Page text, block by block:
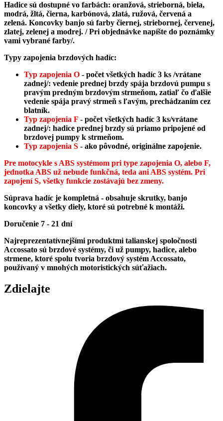
Hadice sú dostupné vo farbách: oranžová, strieborná, biela,
modrá, žltá, čierna, karbónová, zlatá, ružová, červená a
zelená. Koncovky banjo sú farby čiernej, striebornej, červenej,
zlatej, zelenej a modrej. / Pri objednávke napíšte do poznámky
vami vybrané farby/.
Typy zapojenia brzdových hadíc:
Typ zapojenia O - počet všetkých hadíc 3 ks /vrátane
zadnej/: vedenie prednej brzdy spája brzdovú pumpu s
pravým predným brzdovým strmeňom, zatiaľ čo ďalšie
vedenie spája pravý strmeň s ľavým, prechádzaním cez
blatník.
Typ zapojenia F - počet všetkých hadíc 3 ks/vrátane
zadnej/: hadice prednej brzdy sú priamo pripojené od
brzdovej pumpy k strmeňom.
Typ zapojenia S - ako pôvodné, originálne zapojenie.
Pre motocykle s ABS systémom pri type zapojenia O, alebo F,
jednotka ABS už nebude funkčná, teda ani ABS systém. Pri
zapojení S, všetky funkcie zostávajú bez zmeny.
Súprava hadíc je kompletná - obsahuje skrutky, banjo
koncovky a všetky diely, ktoré sú potrebné k montáži.
Doručenie 7 - 21 dní
Najreprezentatívnejšími produktmi talianskej spoločnosti
Accossato sú brzdové systémy, či už pumpy, hadice, alebo
strmene, ktoré spolu tvoria brzdový systém Accossato,
používaný v mnohých motoristických súťažiach.
Zdielajte